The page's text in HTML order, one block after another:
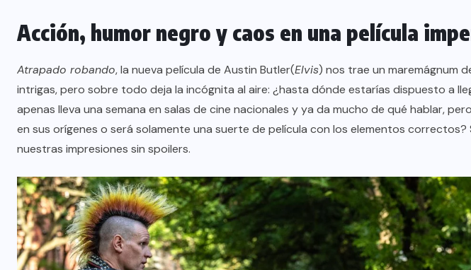
Acción, humor negro y caos en una película
Atrapado robando, la nueva película de Austin Butler(Elvis) nos trae un maremágnum
intrigas, pero sobre todo deja la incógnita al aire: ¿hasta dónde estarías dispuesto a
apenas lleva una semana en salas de cine nacionales y ya da mucho de qué hablar,
en sus orígenes o será solamente una suerte de película con los elementos correctos?
nuestras impresiones sin spoilers.